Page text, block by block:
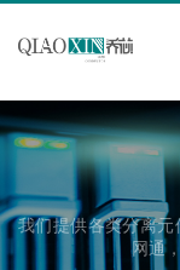
我们提供各类分离
网通